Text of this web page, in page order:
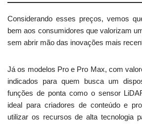
Considerando esses preços, vemos
bem aos consumidores que valorizam
sem abrir mão das inovações mais
Já os modelos Pro e Pro Max, com
indicados para quem busca um
funções de ponta como o sensor
ideal para criadores de conteúdo e
utilizar os recursos de alta tecnologia